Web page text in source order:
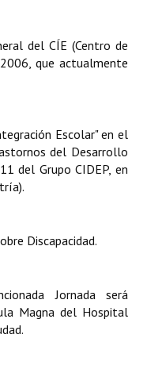
del CÍE (Centro de
que actualmente
Escolar" en el
del Desarrollo
del Grupo CIDEP, en
Discapacidad.
Jornada será
Magna del Hospital